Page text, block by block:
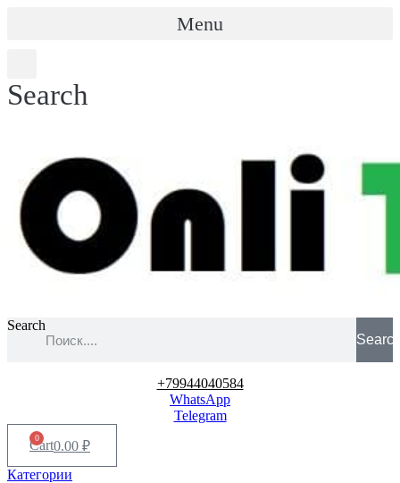
Menu
Search
Search
+79944040584
WhatsApp
Telegram
0.00 ₽
0
Cart
Категории